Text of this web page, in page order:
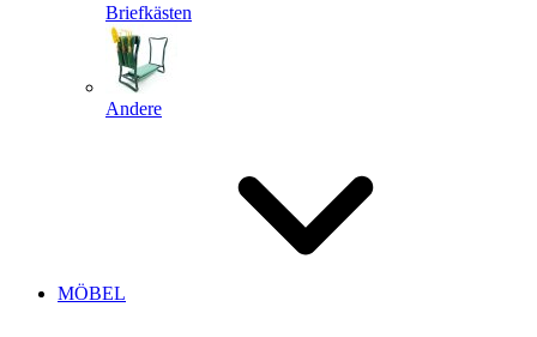
Briefkästen
Andere
MÖBEL